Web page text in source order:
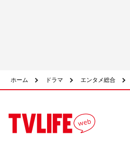
ホーム ドラマ エンタメ総合